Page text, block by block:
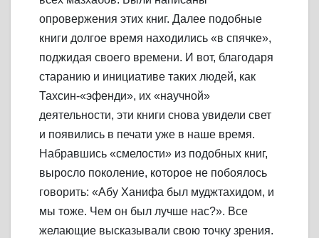
опровержения этих книг. Далее подобные
книги долгое время находились «в спячке»,
поджидая своего времени. И вот, благодаря
старанию и инициативе таких людей, как
Тахсин-«эфенди», их «научной»
деятельности, эти книги снова увидели свет
и появились в печати уже в наше время.
Набравшись «смелости» из подобных книг,
выросло поколение, которое не побоялось
говорить: «Абу Ханифа был муджтахидом, и
мы тоже. Чем он был лучше нас?». Все
желающие высказывали свою точку зрения.